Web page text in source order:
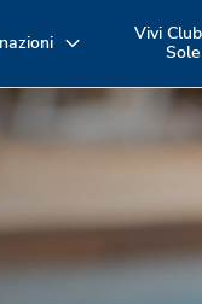
Vivi
Sole
i
tu